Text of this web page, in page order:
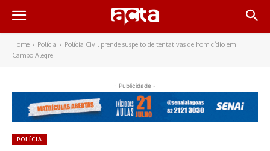
Home Polícia
Polícia Civil prende suspeito de tentativas de homicídio em
Campo Alegre
- Publicidade -
POLÍCIA